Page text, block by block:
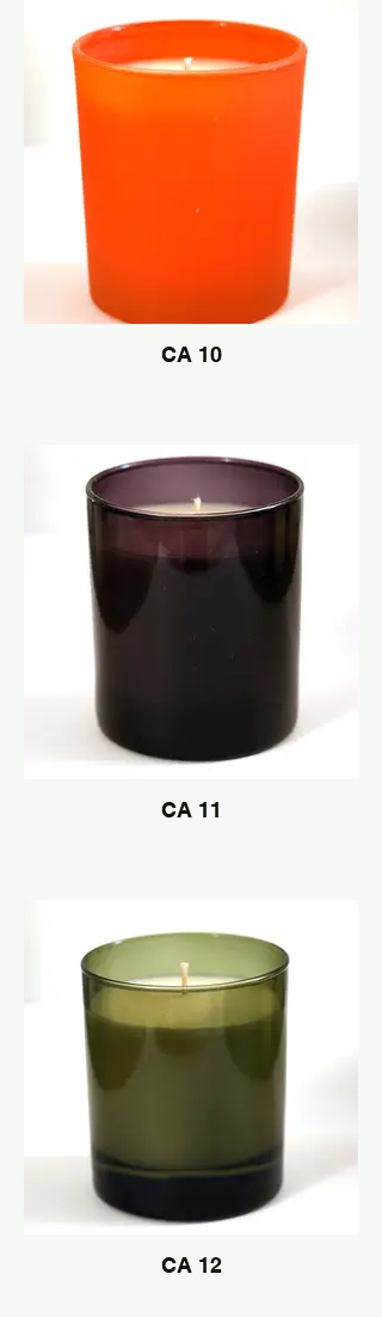
CA 10
CA 11
CA 12